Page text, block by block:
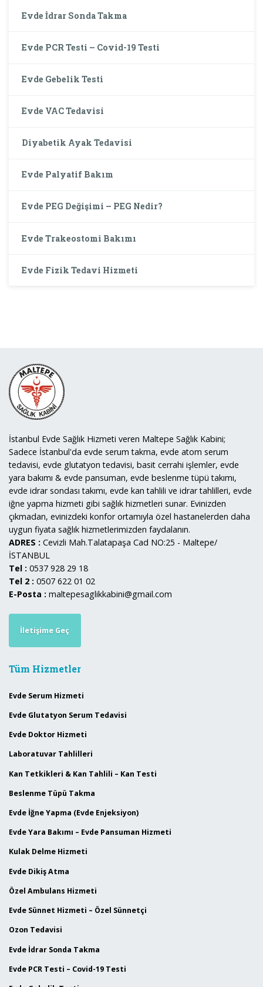
Evde İdrar Sonda Takma
Evde PCR Testi – Covid-19 Testi
Evde Gebelik Testi
Evde VAC Tedavisi
Diyabetik Ayak Tedavisi
Evde Palyatif Bakım
Evde PEG Değişimi – PEG Nedir?
Evde Trakeostomi Bakımı
Evde Fizik Tedavi Hizmeti
İstanbul Evde Sağlık Hizmeti veren Maltepe Sağlık Kabini;
Sadece İstanbul'da evde serum takma, evde atom serum
tedavisi, evde glutatyon tedavisi, basit cerrahi işlemler, evde
yara bakımı & evde pansuman, evde beslenme tüpü takımı,
evde idrar sondası takımı, evde kan tahlili ve idrar tahlilleri, evde
iğne yapma hizmeti gibi sağlık hizmetleri sunar. Evinizden
çıkmadan, evinizdeki konfor ortamıyla özel hastanelerden daha
uygun fiyata sağlık hizmetlerimizden faydalanın.
ADRES : Cevizli Mah.Talatapaşa Cad NO:25 - Maltepe/
İSTANBUL
Tel : 0537 928 29 18
Tel 2 : 0507 622 01 02
E-Posta : maltepesaglikkabini@gmail.com
İletişime Geç
Tüm Hizmetler
Evde Serum Hizmeti
Evde Glutatyon Serum Tedavisi
Evde Doktor Hizmeti
Laboratuvar Tahlilleri
Kan Tetkikleri & Kan Tahlili – Kan Testi
Beslenme Tüpü Takma
Evde İğne Yapma (Evde Enjeksiyon)
Evde Yara Bakımı – Evde Pansuman Hizmeti
Kulak Delme Hizmeti
Evde Dikiş Atma
Özel Ambulans Hizmeti
Evde Sünnet Hizmeti – Özel Sünnetçi
Ozon Tedavisi
Evde İdrar Sonda Takma
Evde PCR Testi – Covid-19 Testi